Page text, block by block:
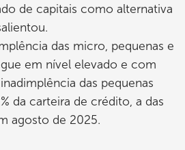
de capitais como alternativa
das micro, pequenas e
em nível elevado e com
das pequenas
da carteira de crédito, a das
agosto de 2025.